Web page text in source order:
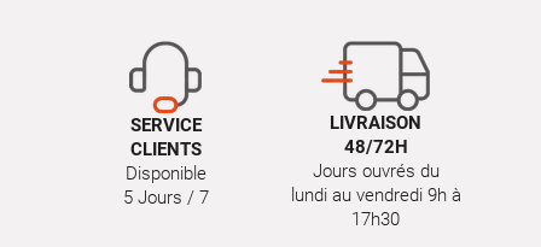
SERVICE
CLIENTS
Disponible
5 Jours / 7
LIVRAISON
48/72H
Jours ouvrés du
lundi au vendredi 9h à
17h30